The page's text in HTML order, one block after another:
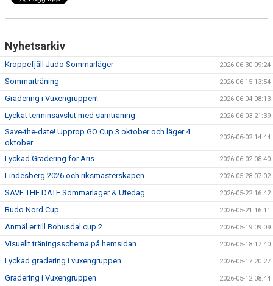
Nyhetsarkiv
Kroppefjäll Judo Sommarläger 2026-06-30 09:24
Sommarträning 2026-06-15 13:54
Gradering i Vuxengruppen! 2026-06-04 08:13
Lyckat terminsavslut med samträning 2026-06-03 21:39
Save-the-date! Upprop GO Cup 3 oktober och läger 4
oktober
2026-06-02 14:44
Lyckad Gradering för Aris 2026-06-02 08:40
Lindesberg 2026 och riksmästerskapen 2026-05-28 07:02
SAVE THE DATE Sommarläger & Utedag 2026-05-22 16:42
Budo Nord Cup 2026-05-21 16:11
Anmäl er till Bohusdal cup 2 2026-05-19 09:09
Visuellt träningsschema på hemsidan 2026-05-18 17:40
Lyckad gradering i vuxengruppen 2026-05-17 20:27
Gradering i Vuxengruppen 2026-05-12 08:44